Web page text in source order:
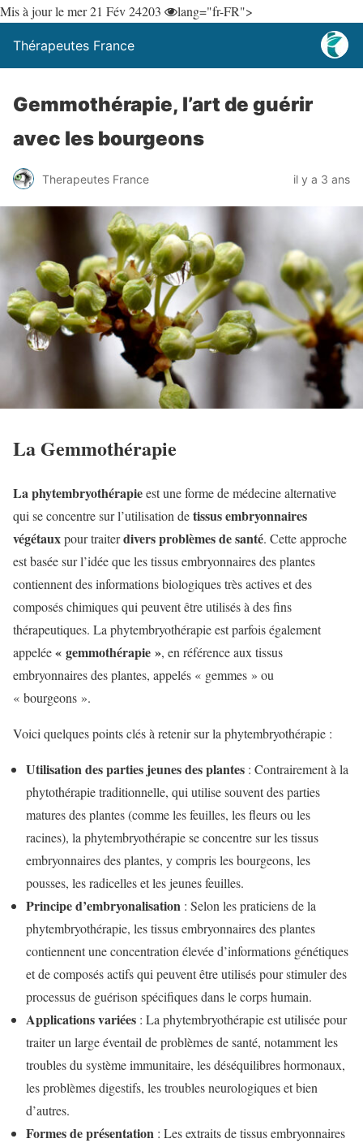
Mis à jour le mer 21 Fév 24203 lang="fr-FR">
Thérapeutes France
Gemmothérapie, l’art de guérir
avec les bourgeons
Therapeutes France il y a 3 ans
La Gemmothérapie
La phytembryothérapieest une forme de médecine alternative
qui se concentre sur l’utilisation detissus embryonnaires
végétauxpour traiterdivers problèmes de santé. Cette approche
est basée sur l’idée que les tissus embryonnaires des plantes
contiennent des informations biologiques très actives et des
composés chimiques qui peuvent être utilisés à des fins
thérapeutiques. La phytembryothérapie est parfois également
appelée« gemmothérapie », en référence aux tissus
embryonnaires des plantes, appelés « gemmes » ou
« bourgeons ».
Voici quelques points clés à retenir sur la phytembryothérapie :
Utilisation des parties jeunes des plantes : Contrairement à la
phytothérapie traditionnelle, qui utilise souvent des parties
matures des plantes (comme les feuilles, les fleurs ou les
racines), la phytembryothérapie se concentre sur les tissus
embryonnaires des plantes, y compris les bourgeons, les
pousses, les radicelles et les jeunes feuilles.
Principe d’embryonalisation : Selon les praticiens de la
phytembryothérapie, les tissus embryonnaires des plantes
contiennent une concentration élevée d’informations génétiques
et de composés actifs qui peuvent être utilisés pour stimuler des
processus de guérison spécifiques dans le corps humain.
Applications variées : La phytembryothérapie est utilisée pour
traiter un large éventail de problèmes de santé, notamment les
troubles du système immunitaire, les déséquilibres hormonaux,
les problèmes digestifs, les troubles neurologiques et bien
d’autres.
Formes de présentation : Les extraits de tissus embryonnaires